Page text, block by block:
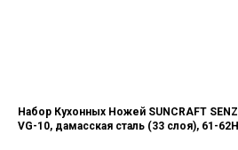
Набор Кухонных Ножей SUNCRAFT
VG-10, дамасская сталь (33 слоя), 61-